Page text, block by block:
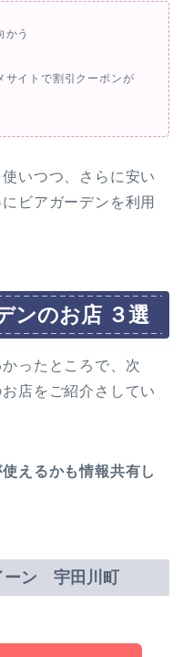
う
イトで割引クーポンが
いつつ、さらに安い
ビアガーデンを利用
ンのお店 ３選
ったところで、次
店をご紹介さしてい
えるかも情報共有し
ーン 宇田川町